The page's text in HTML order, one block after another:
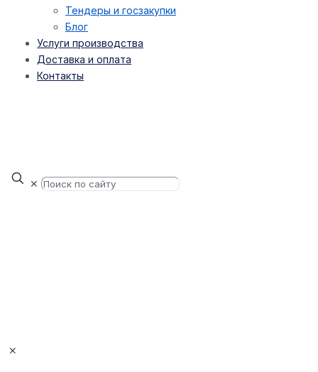
Тендеры и госзакупки
Блог
Услуги производства
Доставка и оплата
Контакты
✕
✕